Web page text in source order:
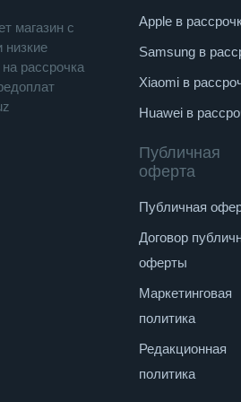
Thunderbolt : v4 1 шт
Alternate Mode : есть
подключаемых мониторов : 2
: Wi-Fi 4 (802.11n) , Wi-Fi 5
камера : 1280x720 (HD)
динамиков : 2 шт
: сканер отпечатка
магазин c
рассрочка
Apple в
Samsung в
Xiaomi в
Huawei в
Публичная
оферта
Публичная
Договор
оферты
Маркетинговая
политика
Редакционная
политика